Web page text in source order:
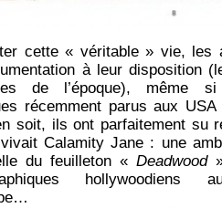
cette « véritable » vie,
à leur disposition
de l’époque), même
récemment parus aux
soit, ils ont parfaitement su
Calamity Jane : une
du feuilleton « Deadwood»